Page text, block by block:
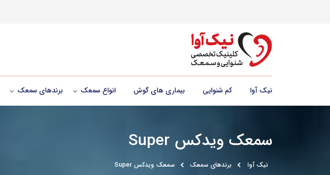
نیک آوا کم شنوایی بیماری های گوش انواع سمعک برندهای سمعک
سمعک ویدکس Super
نیک آوا برندهای سمعک سمعک ویدکس Super